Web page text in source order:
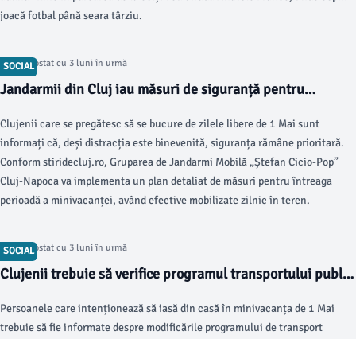
joacă fotbal până seara târziu.
SOCIAL
Articol postat cu 3 luni în urmă
Jandarmii din Cluj iau măsuri de siguranță pentru
Clujenii care se pregătesc să se bucure de zilele libere de 1 Mai sunt
informați că, deși distracția este binevenită, siguranța rămâne prioritară.
Conform stiridecluj.ro, Gruparea de Jandarmi Mobilă „Ștefan Cicio-Pop”
Cluj-Napoca va implementa un plan detaliat de măsuri pentru întreaga
perioadă a minivacanței, având efective mobilizate zilnic în teren.
SOCIAL
Articol postat cu 3 luni în urmă
Clujenii trebuie să verifice programul transportului public
Persoanele care intenționează să iasă din casă în minivacanța de 1 Mai
trebuie să fie informate despre modificările programului de transport